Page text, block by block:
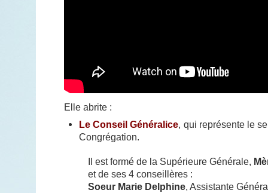
Elle abrite :
Le Conseil Généralice, qui représente le
Congrégation.
Il est formé de la Supérieure Générale,
et de ses 4 conseillères :
Soeur Marie Delphine, Assistante